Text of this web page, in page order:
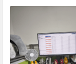
在异常流量。请稍后